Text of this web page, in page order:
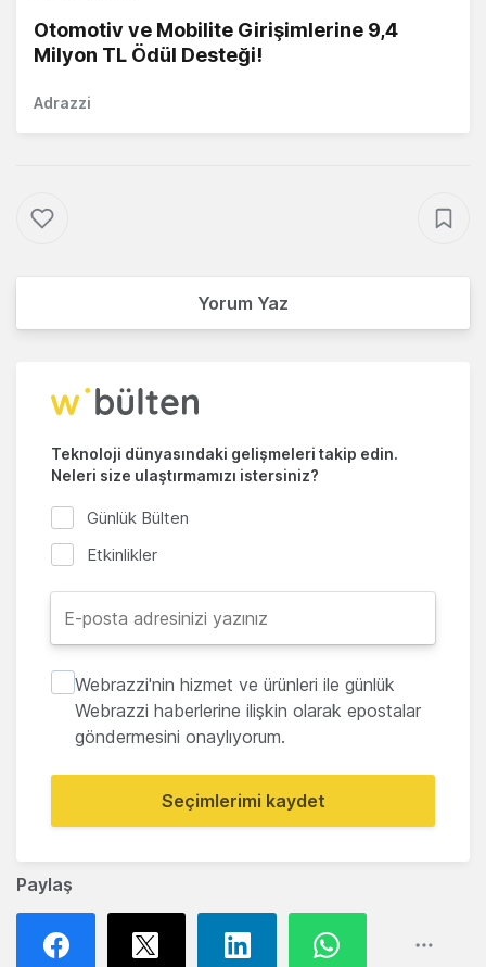
Paylaş
Otomotiv ve Mobilite Girişimlerine 9,4
Milyon TL Ödül Desteği!
Adrazzi
Yorum Yaz
Teknoloji dünyasındaki gelişmeleri takip edin.
Neleri size ulaştırmamızı istersiniz?
Günlük Bülten
Etkinlikler
Webrazzi'nin hizmet ve ürünleri ile günlük
Webrazzi haberlerine ilişkin olarak epostalar
göndermesini onaylıyorum.
Seçimlerimi kaydet